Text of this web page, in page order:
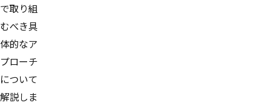
で取り組
むべき具
体的なア
プローチ
について
解説しま